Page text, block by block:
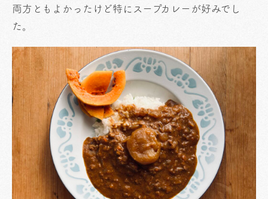
両方ともよかったけど特にスープカレーが好みでし
た。